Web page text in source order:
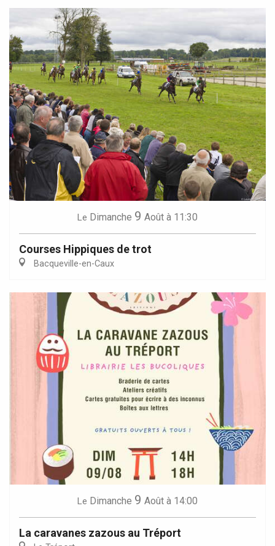
Le Dimanche 9 Août à 11:30
Courses Hippiques de trot
Bacqueville-en-Caux
Le Dimanche 9 Août à 14:00
La caravanes zazous au Tréport